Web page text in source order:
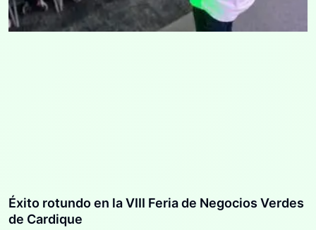
Éxito rotundo en la VIII Feria de Negocios Verdes
de Cardique